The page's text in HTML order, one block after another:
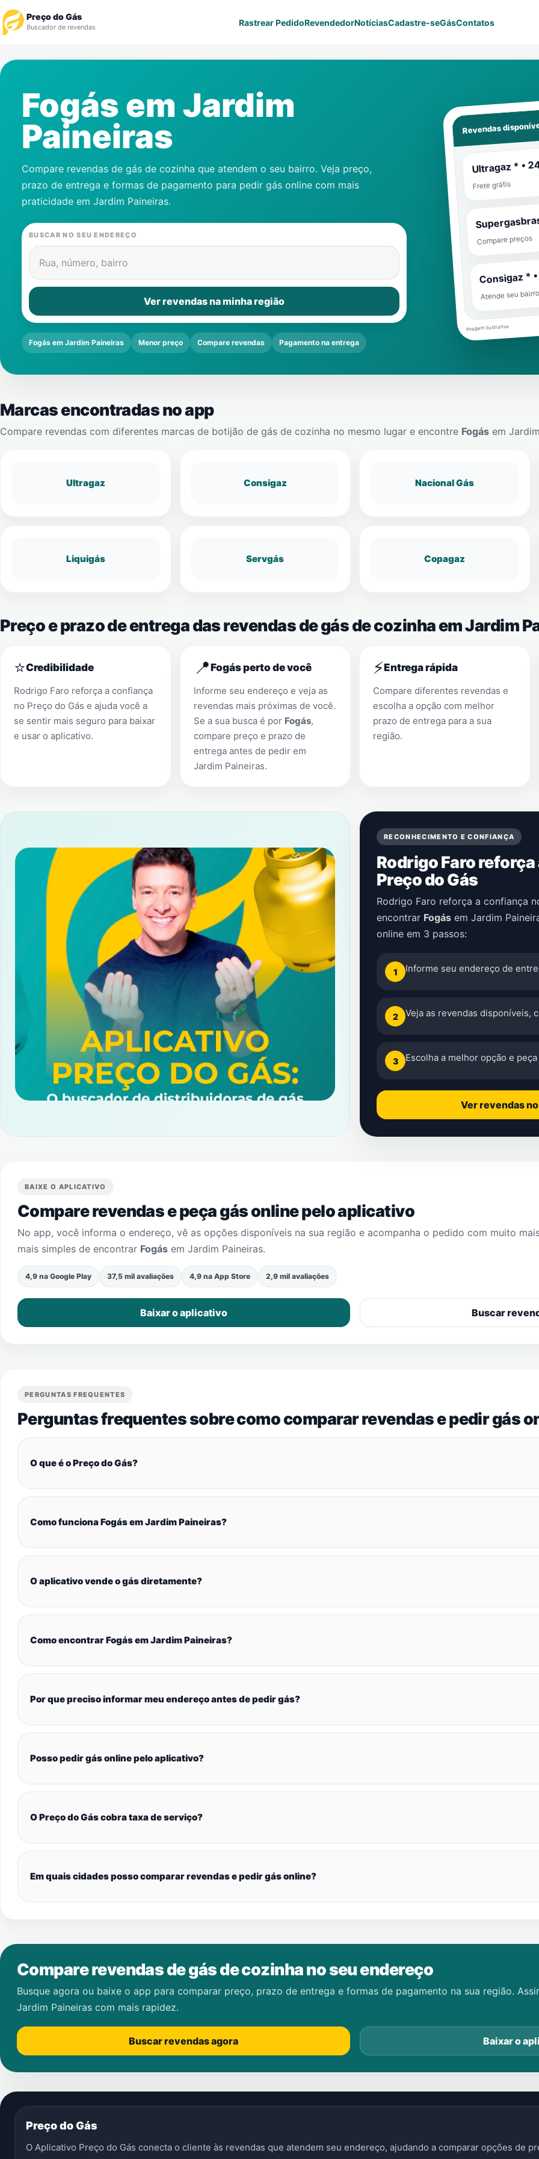
Preço do Gás
Buscador de revendas Rastrear PedidoRevendedorNotíciasCadastre-seGásContatos
Revendedor
Notícias
Gás
Contatos
Fogás em Jardim
Paineiras
Compare revendas de gás de cozinha que atendem o seu bairro. Veja preço,
prazo de entrega e formas de pagamento para pedir gás online com mais
praticidade em Jardim Paineiras.
BUSCAR NO SEU ENDEREÇO
Rua, número, bairro
Ver revendas na minha região
Fogás em Jardim Paineiras Menor preço Compare revendas Pagamento na entrega
Revendas
Ultragaz * •
Frete grátis
Compare preços
Consigaz *
Atende seu
Imagem ilustrativa
Marcas encontradas no app
Compare revendas com diferentes marcas de botijão de gás de cozinha no mesmo lugar e encontre Fogás em
Ultragaz Consigaz Nacional Gás
Liquigás Servgás Copagaz
Preço e prazo de entrega das revendas de gás de cozinha em Jardim
⭐Credibilidade
Rodrigo Faro reforça a confiança
no Preço do Gás e ajuda você a
se sentir mais seguro para baixar
e usar o aplicativo.
📍Fogás perto de você
Informe seu endereço e veja as
revendas mais próximas de você.
Se a sua busca é por Fogás,
compare preço e prazo de
entrega antes de pedir em
Jardim Paineiras.
⚡Entrega rápida
Compare diferentes revendas e
escolha a opção com melhor
prazo de entrega para a sua
região.
RECONHECIMENTO E CONFIANÇA
Rodrigo Faro
Preço do Gás
Rodrigo Faro reforça a confiança
encontrar Fogás em Jardim
online em 3 passos:
1 Informe seu endereço de
2 Veja as revendas disponíveis,
3 Escolha a melhor opção e
Ver revendas
BAIXE O APLICATIVO
Compare revendas e peça gás online pelo aplicativo
No app, você informa o endereço, vê as opções disponíveis na sua região e acompanha o pedido com muito
mais simples de encontrar Fogás em Jardim Paineiras.
4,9 na Google Play 37,5 mil avaliações 4,9 na App Store 2,9 mil avaliações
Baixar o aplicativo Buscar
PERGUNTAS FREQUENTES
Perguntas frequentes sobre como comparar revendas e pedir gás
O que é o Preço do Gás?
Como funciona Fogás em Jardim Paineiras?
O aplicativo vende o gás diretamente?
Como encontrar Fogás em Jardim Paineiras?
Por que preciso informar meu endereço antes de pedir gás?
Posso pedir gás online pelo aplicativo?
O Preço do Gás cobra taxa de serviço?
Em quais cidades posso comparar revendas e pedir gás online?
Compare revendas de gás de cozinha no seu endereço
Busque agora ou baixe o app para comparar preço, prazo de entrega e formas de pagamento na sua região.
Jardim Paineiras com mais rapidez.
Buscar revendas agora Baixar o
Preço do Gás
O Aplicativo Preço do Gás conecta o cliente às revendas que atendem seu endereço, ajudando a comparar opções de